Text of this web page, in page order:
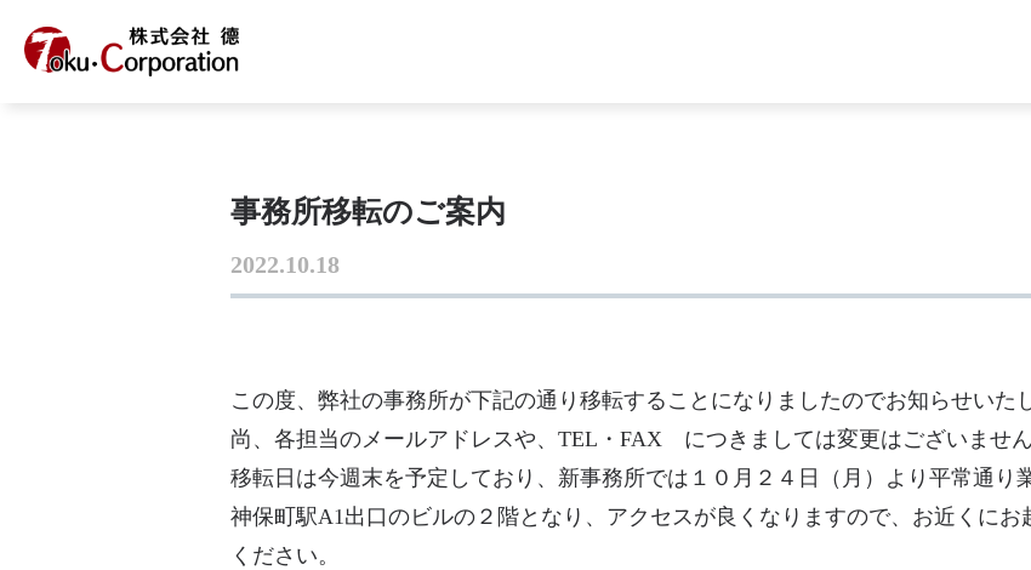
事務所移転のご案内
2022.10.18
この度、弊社の事務所が下記の通り移転することになりましたのでお知らせいた
尚、各担当のメールアドレスや、TEL・FAX につきましては変更はございません
移転日は今週末を予定しており、新事務所では１０月２４日（月）より平常通り
神保町駅A1出口のビルの２階となり、アクセスが良くなりますので、お近くにお
ください。